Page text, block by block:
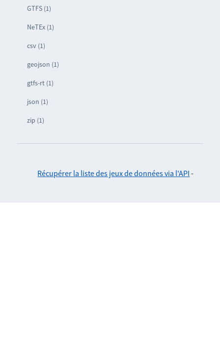
GTFS (1)
NeTEx (1)
csv (1)
geojson (1)
gtfs-rt (1)
json (1)
zip (1)
Récupérer la liste des jeux de données via l'API -